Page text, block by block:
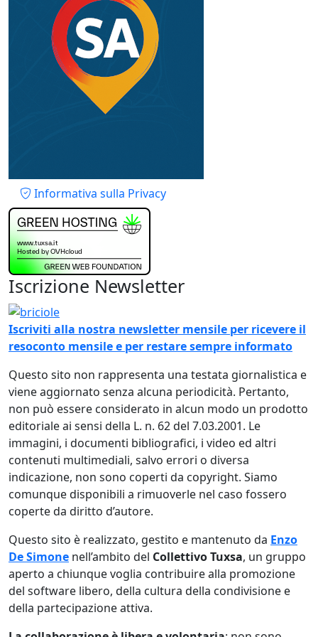
Piè di pagina
Informativa sulla Privacy
Iscrizione Newsletter
Immagine
Iscriviti alla nostra newsletter mensile per ricevere il
resoconto mensile e per restare sempre informato
Questo sito non rappresenta una testata giornalistica e
viene aggiornato senza alcuna periodicità. Pertanto,
non può essere considerato in alcun modo un prodotto
editoriale ai sensi della L. n. 62 del 7.03.2001. Le
immagini, i documenti bibliografici, i video ed altri
contenuti multimediali, salvo errori o diversa
indicazione, non sono coperti da copyright. Siamo
comunque disponibili a rimuoverle nel caso fossero
coperte da diritto d’autore.
Questo sito è realizzato, gestito e mantenuto da Enzo
De Simone nell’ambito del Collettivo Tuxsa, un gruppo
aperto a chiunque voglia contribuire alla promozione
del software libero, della cultura della condivisione e
della partecipazione attiva.